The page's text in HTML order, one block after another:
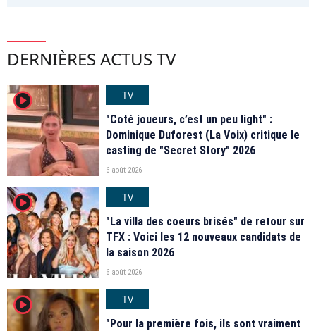
DERNIÈRES ACTUS TV
player2
TV
"Coté joueurs, c’est un peu light" :
Dominique Duforest (La Voix) critique le
casting de "Secret Story" 2026
6 août 2026
player2
TV
"La villa des coeurs brisés" de retour sur
TFX : Voici les 12 nouveaux candidats de
la saison 2026
6 août 2026
player2
TV
"Pour la première fois, ils sont vraiment